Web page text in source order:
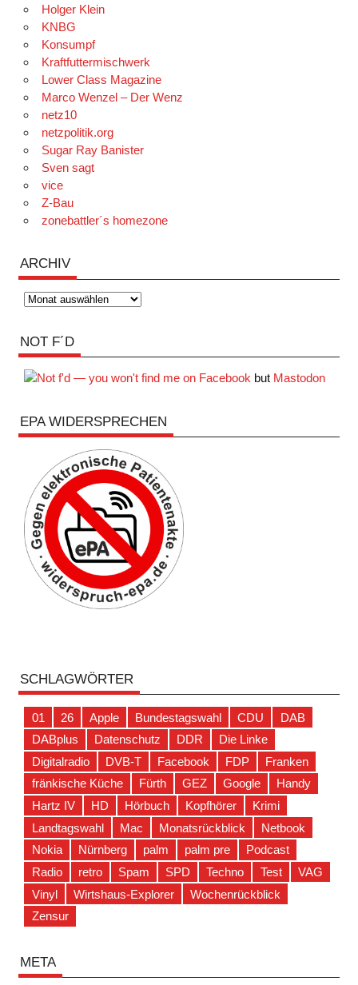
Holger Klein
KNBG
Konsumpf
Kraftfuttermischwerk
Lower Class Magazine
Marco Wenzel – Der Wenz
netz10
netzpolitik.org
Sugar Ray Banister
Sven sagt
vice
Z-Bau
zonebattler´s homezone
ARCHIV
Archiv
NOT F´D
but Mastodon
EPA WIDERSPRECHEN
SCHLAGWÖRTER
01 26 Apple Bundestagswahl CDU
DAB
DABplus
Datenschutz DDR
Die Linke
Digitalradio
DVB-T Facebook FDP
Franken
fränkische Küche
Fürth GEZ Google
Handy
Hartz IV
HD Hörbuch Kopfhörer
Krimi
Landtagswahl
Mac Monatsrückblick
Netbook
Nokia
Nürnberg palm palm pre
Podcast
Radio
retro Spam SPD Techno Test
VAG
Vinyl
Wirtshaus-Explorer
Wochenrückblick
Zensur
META